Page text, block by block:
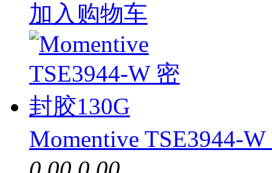
加入购物车
Momentive TSE3944-